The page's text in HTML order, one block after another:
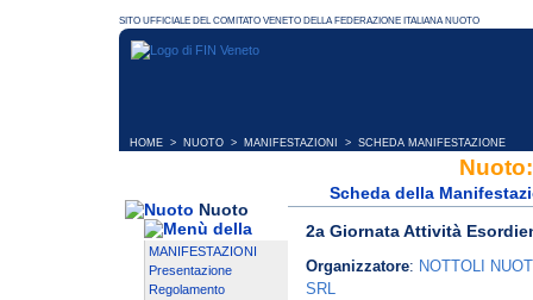
HOME > NUOTO > MANIFESTAZIONI > SCHEDA MANIFESTAZIONE
Nuoto
MANIFESTAZIONI
Presentazione
Regolamento
Scheda della
2a Giornata Attività
Organizzatore: NOTTOLI
SRL